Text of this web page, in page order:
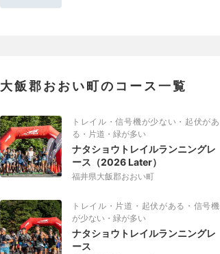
大飯郡おおい町のコース一覧
トレイル・信号機が少ない・起伏があ
る・片道・緑が多い
ナタショウトレイルランニングレ
ース（2026 Later）
福井県大飯郡おおい町
トレイル・片道・起伏がある・信号機
が少ない・緑が多い
ナタショウトレイルランニングレ
ース